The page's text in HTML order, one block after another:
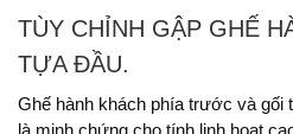
TÙY CHỈNH GẬP GHẾ
TỰA ĐẦU.
Ghế hành khách phía trước và gối
là minh chứng cho tính linh hoạt